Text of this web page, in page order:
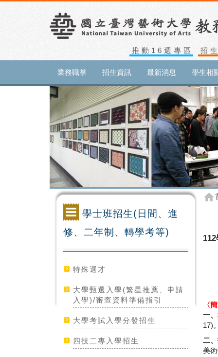
推動16週專區 招
業務職掌 招生資訊 最新消息 學生相
學士班招生(日間、進
修、二年制、轉學考等)
特殊選才
大學甄選入學(繁星推薦、申請
入學)/審查資料準備指引
大學考試入學分發招生
四技二專入學招生
〈
一
17)。
二
美